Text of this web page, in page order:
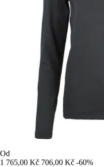
Od
1 765,00 Kč 706,00 Kč -60%